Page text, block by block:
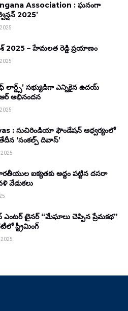
Association : ఘనంగా
2025’
2025 – హేమలత రెడ్డి ప్రయాణం
లార్డ్స్’ సభ్యుడిగా ఎన్నికైన ఉదయ్
అభినందన
: సుచిరిండియా ఫౌండేషన్ ఆధ్వర్యంలో
‘సంకల్ప్ దివాస్’
2025
ఐక్యతకు అద్దం పట్టిన దసరా
వేడుకలు
టైనర్ “మేఘాలు చెప్పిన ప్రేమకథ”
స్ట్రీమింగ్
2025